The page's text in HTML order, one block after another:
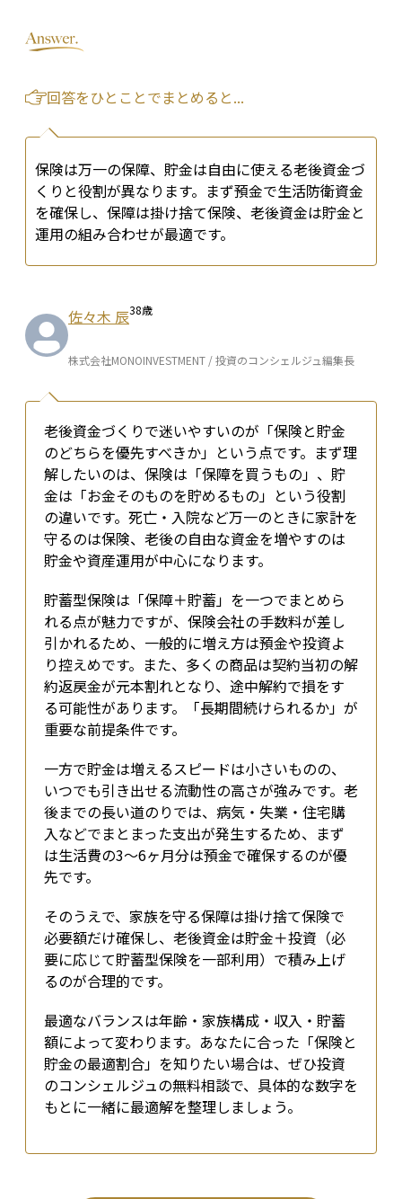
回答をひとことでまとめると...
保険は万一の保障、貯金は自由に使える老後資金づ
くりと役割が異なります。まず預金で生活防衛資金
を確保し、保障は掛け捨て保険、老後資金は貯金と
運用の組み合わせが最適です。
佐々木 辰38歳
株式会社MONOINVESTMENT / 投資のコンシェルジュ編集長
老後資金づくりで迷いやすいのが「保険と貯金
のどちらを優先すべきか」という点です。まず理
解したいのは、保険は「保障を買うもの」、貯
金は「お金そのものを貯めるもの」という役割
の違いです。死亡・入院など万一のときに家計を
守るのは保険、老後の自由な資金を増やすのは
貯金や資産運用が中心になります。
貯蓄型保険は「保障＋貯蓄」を一つでまとめら
れる点が魅力ですが、保険会社の手数料が差し
引かれるため、一般的に増え方は預金や投資よ
り控えめです。また、多くの商品は契約当初の解
約返戻金が元本割れとなり、途中解約で損をす
る可能性があります。「長期間続けられるか」が
重要な前提条件です。
一方で貯金は増えるスピードは小さいものの、
いつでも引き出せる流動性の高さが強みです。老
後までの長い道のりでは、病気・失業・住宅購
入などでまとまった支出が発生するため、まず
は生活費の3〜6ヶ月分は預金で確保するのが優
先です。
そのうえで、家族を守る保障は掛け捨て保険で
必要額だけ確保し、老後資金は貯金＋投資（必
要に応じて貯蓄型保険を一部利用）で積み上げ
るのが合理的です。
最適なバランスは年齢・家族構成・収入・貯蓄
額によって変わります。あなたに合った「保険と
貯金の最適割合」を知りたい場合は、ぜひ投資
のコンシェルジュの無料相談で、具体的な数字を
もとに一緒に最適解を整理しましょう。